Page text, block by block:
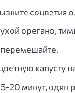
соцветия
орегано,
капусту
20 минут, один